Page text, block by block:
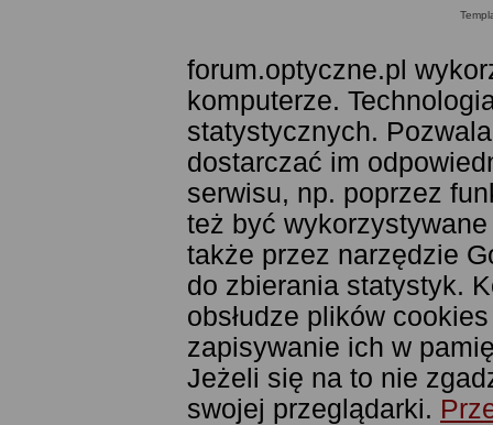
forum.optyczne.pl
komputerze.
statystycznych.
dostarczać im
serwisu, np. poprzez
też być
także przez narzędzie
do zbierania statystyk.
obsłudze plików
zapisywanie ich w
Jeżeli się na to nie
swojej przeglądarki.